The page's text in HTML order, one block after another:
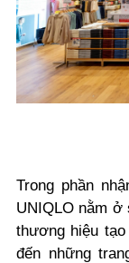
Trong phần
UNIQLO nằm ở
thương hiệu
đến những